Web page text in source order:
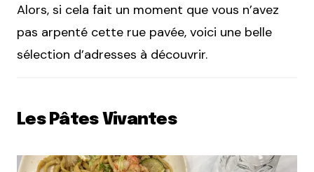
Alors, si cela fait un moment que vous n’avez
pas arpenté cette rue pavée, voici une belle
sélection d’adresses à découvrir.
Les Pâtes Vivantes